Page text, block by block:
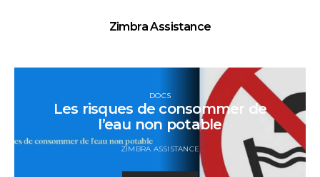
Zimbra Assistance
DOCS
Les risques de consommer de
l’eau non potable
ZIMBRA ASSISTANCE